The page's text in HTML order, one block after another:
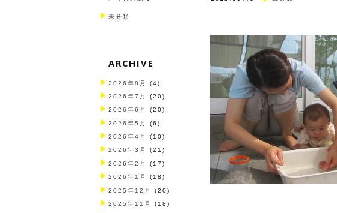
未分類
ARCHIVE
2026年8月 (4)
2026年7月 (20)
2026年6月 (20)
2026年5月 (6)
2026年4月 (10)
2026年3月 (21)
2026年2月 (17)
2026年1月 (18)
2025年12月 (20)
2025年11月 (18)